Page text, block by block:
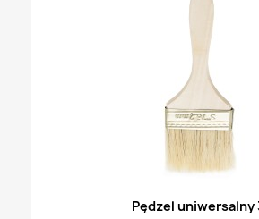
Pędzel uniwersalny